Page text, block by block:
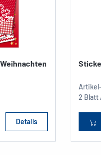
Details
2 Blatt